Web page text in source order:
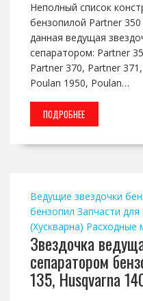
Неполный список
бензопилой Partner
данная ведущая
сепаратором: Partner
Partner 370, Partner
Poulan 1950, Poulan…
ПОДРОБНЕЕ
Ведущие звездочки
бензопил Запчасти
(Хускварна) Расходные
Звездочка
сепаратором
135, Husqvarna